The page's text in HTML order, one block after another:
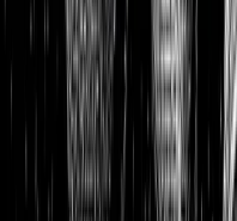
Einloggen